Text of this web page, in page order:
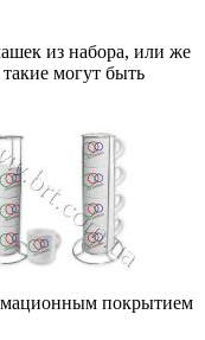
из набора, или же
могут быть
покрытием